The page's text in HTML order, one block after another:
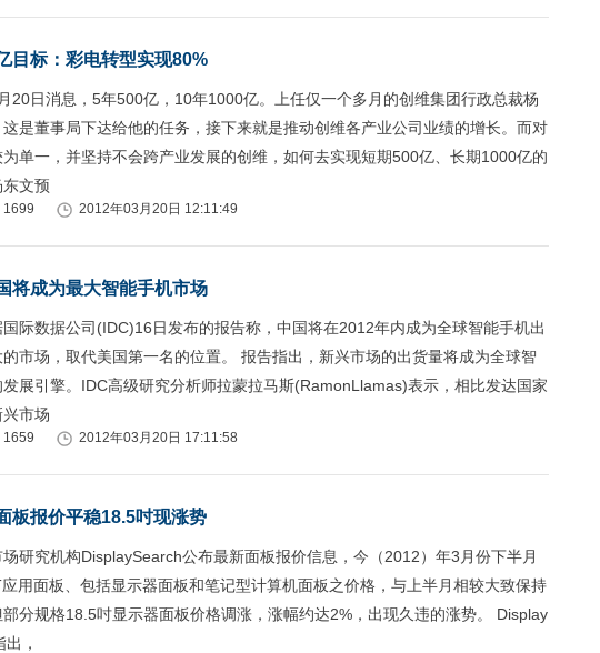
目标：彩电转型实现80%
20日消息，5年500亿，10年1000亿。上任仅一个多月的创维集团行政总裁杨
这是董事局下达给他的任务，接下来就是推动创维各产业公司业绩的增长。而对
单一，并坚持不会跨产业发展的创维，如何去实现短期500亿、长期1000亿的
东文预
1699 2012年03月20日 12:11:49
将成为最大智能手机市场
际数据公司(IDC)16日发布的报告称，中国将在2012年内成为全球智能手机出
市场，取代美国第一名的位置。 报告指出，新兴市场的出货量将成为全球智
展引擎。IDC高级研究分析师拉蒙拉马斯(RamonLlamas)表示，相比发达国家
市场
1659 2012年03月20日 17:11:58
板报价平稳18.5吋现涨势
研究机构DisplaySearch公布最新面板报价信息，今（2012）年3月份下半月
用面板、包括显示器面板和笔记型计算机面板之价格，与上半月相较大致保持
分规格18.5吋显示器面板价格调涨，涨幅约达2%，出现久违的涨势。 Display
，